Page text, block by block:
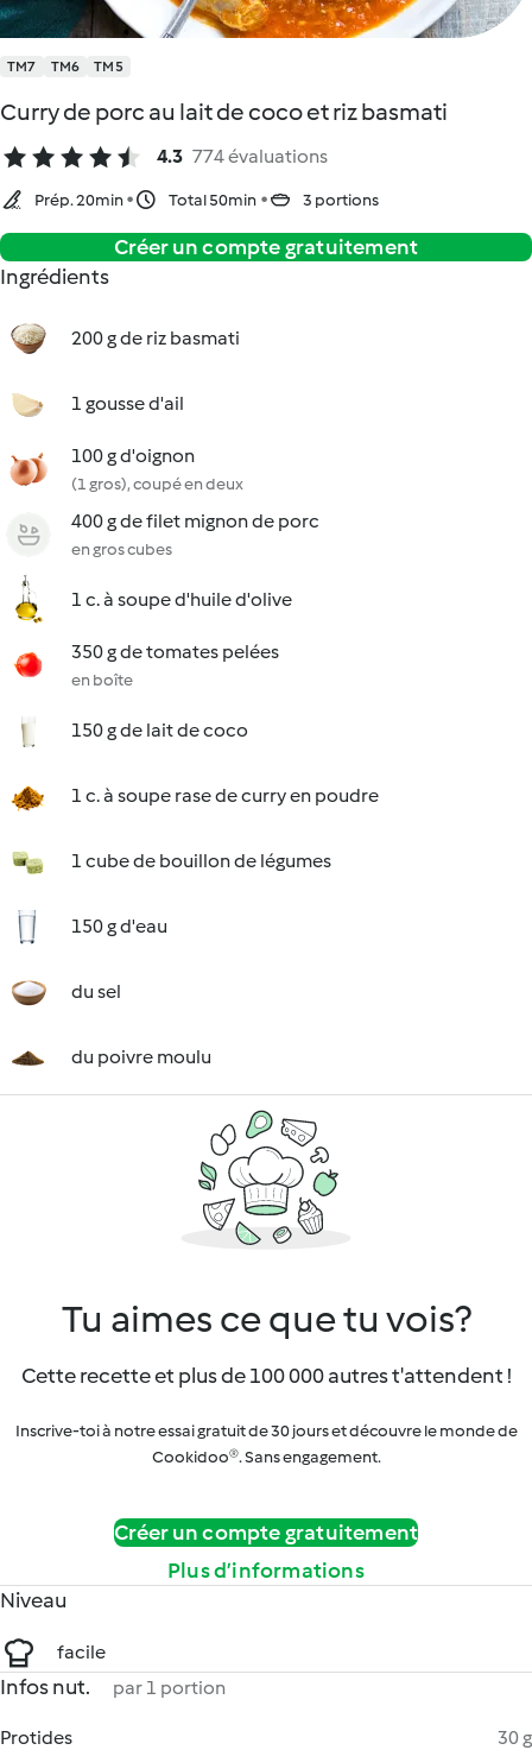
TM7 TM6 TM5
Curry de porc au lait de coco et riz basmati
4.3 774 évaluations
Prép. 20min Total 50min 3 portions
Créer un compte gratuitement
Ingrédients
200 g de riz basmati
1 gousse d'ail
100 g d'oignon
(1 gros), coupé en deux
400 g de filet mignon de porc
en gros cubes
1 c. à soupe d'huile d'olive
350 g de tomates pelées
en boîte
150 g de lait de coco
1 c. à soupe rase de curry en poudre
1 cube de bouillon de légumes
150 g d'eau
du sel
du poivre moulu
Tu aimes ce que tu vois?
Cette recette et plus de 100 000 autres t'attendent !
Inscrive-toi à notre essai gratuit de 30 jours et découvre le monde de
Cookidoo®. Sans engagement.
Créer un compte gratuitement
Plus d’informations
Niveau
facile
Infos nut. par 1 portion
Protides
30 g